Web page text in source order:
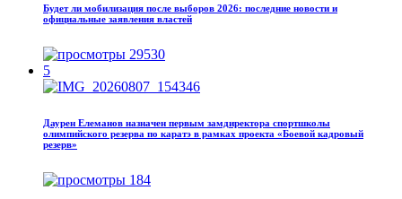
Будет ли мобилизация после выборов 2026: последние новости и
официальные заявления властей
29530
5
Даурен Елеманов назначен первым замдиректора спортшколы
олимпийского резерва по каратэ в рамках проекта «Боевой кадровый
резерв»
184